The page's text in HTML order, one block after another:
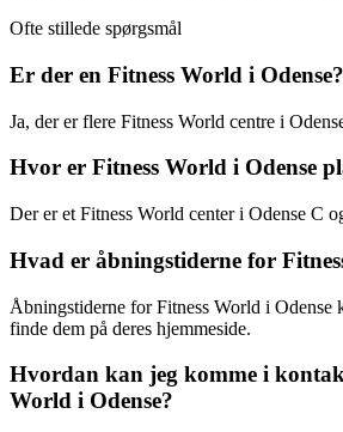
Ofte stillede spørgsmål
Er der en Fitness World i Odense?
Ja, der er flere Fitness World centre i
Hvor er Fitness World i Odense
Der er et Fitness World center i Odense C
Hvad er åbningstiderne for
Åbningstiderne for Fitness World i Odense
finde dem på deres hjemmeside.
Hvordan kan jeg komme i
World i Odense?